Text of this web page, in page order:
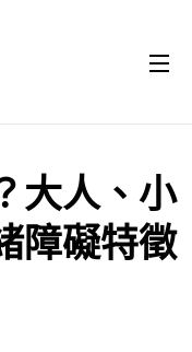
大人、小
障礙特徵